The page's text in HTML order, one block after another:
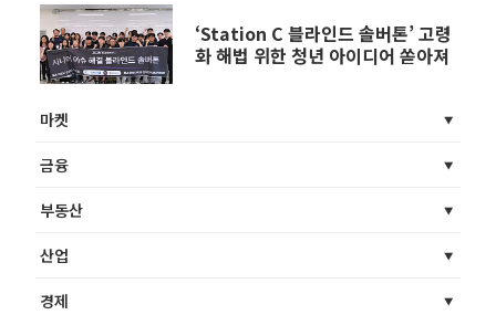
‘Station C 블라인드 솔버톤’ 고령
화 해법 위한 청년 아이디어 쏟아져
마켓
금융
부동산
산업
경제